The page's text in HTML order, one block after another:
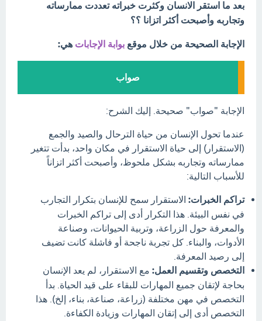
بعد ما استقر الانسان وكثرت خبراته تعددت ممارساته
وتجاربه وأصبحت أكثر اتزانا ؟؟
الإجابة الصحيحة من خلال موقع بوابة الإجابات هي:
صواب
الإجابة "صواب" صحيحة. إليك الشرح:
عندما تحول الإنسان من حياة الترحال والصيد والجمع
(الاستقرار) إلى حياة الاستقرار في مكان واحد، بدأت تتغير
ممارساته وتجاربه بشكل ملحوظ، وأصبحت أكثر اتزاناً
للأسباب التالية:
تراكم الخبرات: الاستقرار سمح للإنسان بتكرار التجارب
في نفس البيئة. هذا التكرار أدى إلى تراكم الخبرات
والمعرفة حول الزراعة، وتربية الحيوانات، وصناعة
الأدوات، والبناء. كل تجربة ناجحة أو فاشلة كانت تضيف
إلى رصيد المعرفة.
التخصص وتقسيم العمل: مع الاستقرار، لم يعد الإنسان
بحاجة لإتقان جميع المهارات للبقاء على قيد الحياة. بدأ
التخصص في مهن مختلفة (زراعة، صناعة، بناء، إلخ). هذا
التخصص أدى إلى إتقان المهارات وزيادة الكفاءة.